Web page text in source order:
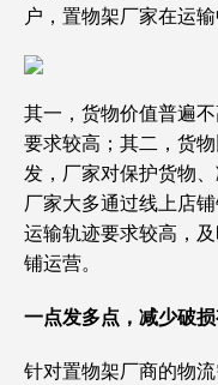
户，置物架厂家在运
其一，货物价值普遍
要求较高；其二，货
发，厂家对保护货物
厂家大多通过线上店
运输轨迹要求较高，
铺运营。
一点发多点，减少破
针对置物架厂商的物